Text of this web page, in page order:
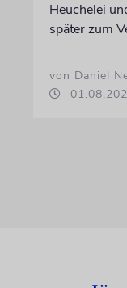
Heuchelei
später zum
von Daniel